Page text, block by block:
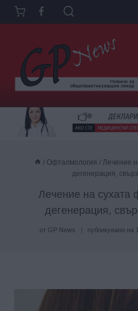
Към
съдържанието
/ Офталмология / Лeчение
дегенерация,
Лeчение на сухата
дегенерация,
от GP News публикувано на